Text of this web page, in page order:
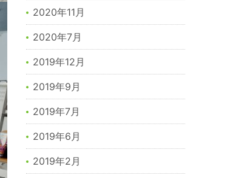
2020年11月
2020年7月
2019年12月
2019年9月
2019年7月
2019年6月
2019年2月